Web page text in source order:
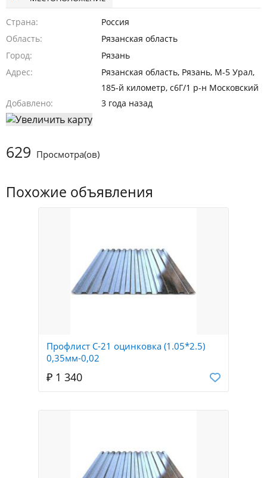
Похожие объявления
Профлист С-21 оцинковка (1.05*2.5)
0,35мм-0,02
₽ 1 340
Страна
Россия
Область
Рязанская область
Город
Рязань
Адрес
Рязанская область, Рязань, М-5 Урал,
185-й километр, с6Г/1 р-н Московский
Добавлено
3 года назад
629 Просмотра(ов)